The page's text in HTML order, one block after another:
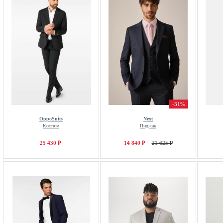
OppoSuits
Костюм
25 430 ₽
-31%
Next
Пиджак
14 840 ₽ 21 625 ₽